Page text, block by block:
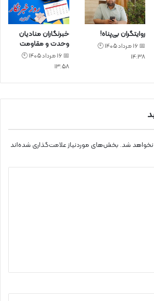
روایتگران بی‌پناه!
📅 16 مرداد 1405 🕙
14:38
خبرنگاران منادیان
وحدت و مقاومت
📅 16 مرداد 1405 🕙
13:58
شد. بخش‌های موردنیاز علامت‌گذاری شده‌اند